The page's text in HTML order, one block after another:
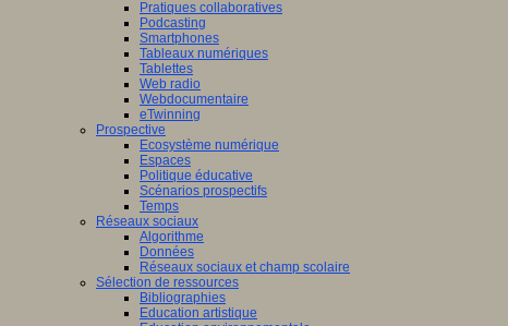
Pratiques collaboratives
Podcasting
Smartphones
Tableaux numériques
Tablettes
Web radio
Webdocumentaire
eTwinning
Prospective
Ecosystème numérique
Espaces
Politique éducative
Scénarios prospectifs
Temps
Réseaux sociaux
Algorithme
Données
Réseaux sociaux et champ scolaire
Sélection de ressources
Bibliographies
Education artistique